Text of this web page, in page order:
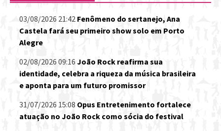
03/08/2026 21:42 Fenômeno do sertanejo, Ana
Castela fará seu primeiro show solo em Porto
Alegre
02/08/2026 09:16 João Rock reafirma sua
identidade, celebra a riqueza da música brasileira
e aponta para um futuro promissor
31/07/2026 15:08 Opus Entretenimento fortalece
atuação no João Rock como sócia do festival